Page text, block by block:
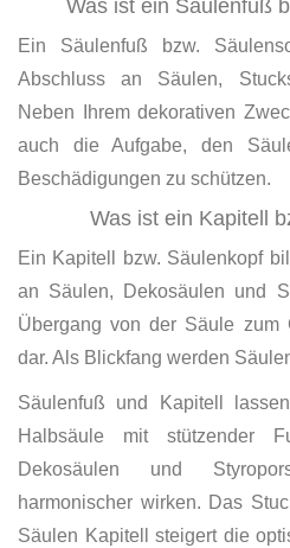
Was ist ein Säulenfuß
Ein Säulenfuß bzw.
Abschluss an Säulen,
Neben Ihrem dekorativen
auch die Aufgabe, den
Beschädigungen zu schützen.
Was ist ein Kapitell
Ein Kapitell bzw. Säulenkopf
an Säulen, Dekosäulen und
Übergang von der Säule zum
dar. Als Blickfang werden
Säulenfuß und Kapitell
Halbsäule mit stützender
Dekosäulen und
harmonischer wirken. Das
Säulen Kapitell steigert die